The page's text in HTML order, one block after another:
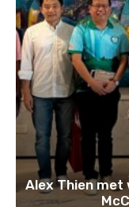
Alex Thien met